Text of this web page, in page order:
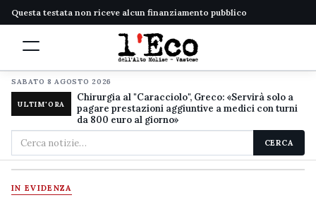
Questa testata non riceve alcun finanziamento pubblico
SABATO 8 AGOSTO 2026
ULTIM'ORA
Chirurgia al "Caracciolo", Greco: «Servirà solo a
pagare prestazioni aggiuntive a medici con turni
da 800 euro al giorno»
Cerca
nel
sito
CERCA
IN EVIDENZA